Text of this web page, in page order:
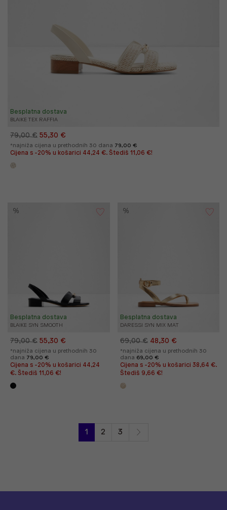
BLAIKE TEX RAFFIA
Besplatna dostava
79,00 € 55,30 €
*najniža cijena u prethodnih 30 dana 79,00 €
Cijena s -20% u košarici 44,24 €. Štediš 11,06 €!
BLAIKE SYN SMOOTH
Besplatna dostava
%
79,00 € 55,30 €
*najniža cijena u prethodnih 30
dana 79,00 €
Cijena s -20% u košarici 44,24
€. Štediš 11,06 €!
DARESSI SYN MIX MAT
Besplatna dostava
%
69,00 € 48,30 €
*najniža cijena u prethodnih 30
dana 69,00 €
Cijena s -20% u košarici 38,64 €.
Štediš 9,66 €!
1 2 3